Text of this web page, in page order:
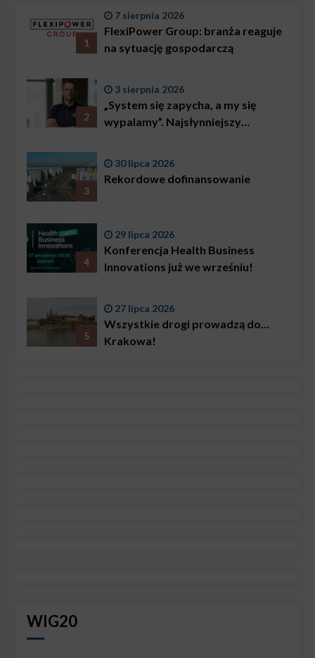
1
7 sierpnia 2026
FlexiPower Group: branża reaguje
na sytuację gospodarczą
2
3 sierpnia 2026
„System się zapycha, a my się
wypalamy”. Najsłynniejszy
problemem są nie tylko choroby
3
30 lipca 2026
Rekordowe dofinansowanie
4
29 lipca 2026
Konferencja Health Business
Innovations już we wrześniu!
5
27 lipca 2026
Wszystkie drogi prowadzą do…
Krakowa!
WIG20